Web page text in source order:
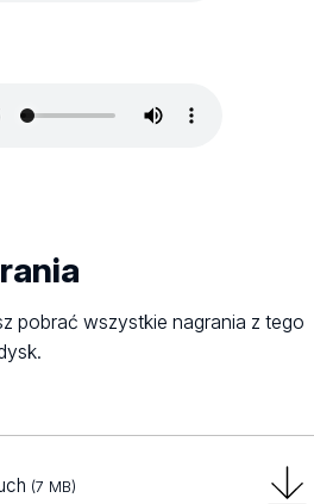
pobrać wszystkie nagrania z tego
(7 MB)